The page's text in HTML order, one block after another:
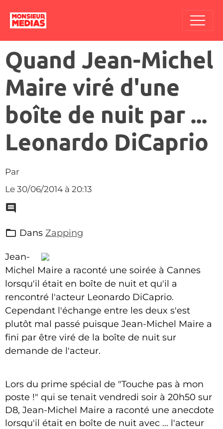
Quand Jean-Michel
Maire viré d'une
boîte de nuit par ...
Leonardo DiCaprio
Par
Le 30/06/2014 à 20:13
Dans Zapping
Jean-
Michel Maire a raconté une soirée à Cannes
lorsqu'il était en boîte de nuit et qu'il a
rencontré l'acteur Leonardo DiCaprio.
Cependant l'échange entre les deux s'est
plutôt mal passé puisque Jean-Michel Maire a
fini par être viré de la boîte de nuit sur
demande de l'acteur.
Lors du prime spécial de "Touche pas à mon
poste !" qui se tenait vendredi soir à 20h50 sur
D8, Jean-Michel Maire a raconté une anecdote
lorsqu'il était en boîte de nuit avec ... l'acteur